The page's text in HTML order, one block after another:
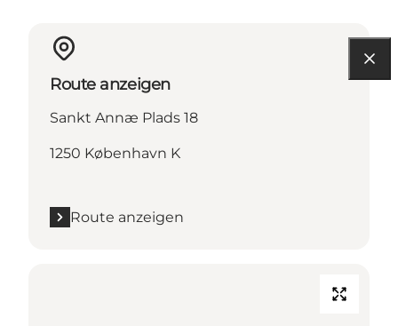
Route anzeigen
Sankt Annæ Plads 18
1250 København K
Route anzeigen